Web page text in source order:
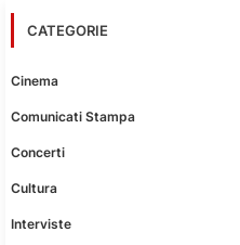
CATEGORIE
Cinema
Comunicati Stampa
Concerti
Cultura
Interviste